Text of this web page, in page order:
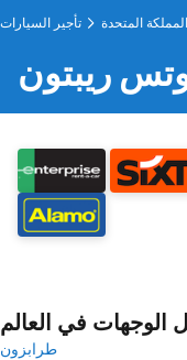
تأجير السيارات المملكة المتحدة
ريبتون
الوجهات في العالم
طرابزون